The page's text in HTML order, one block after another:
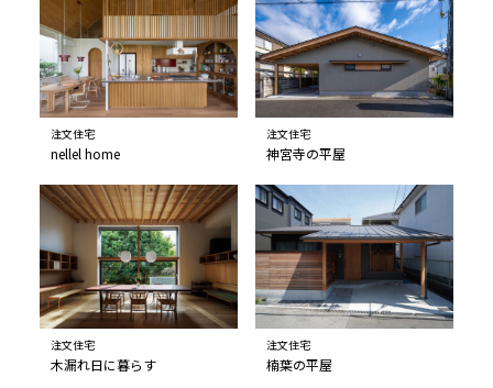
注文住宅
nellel home
注文住宅
神宮寺の平屋
注文住宅
木漏れ日に暮らす
注文住宅
楠葉の平屋